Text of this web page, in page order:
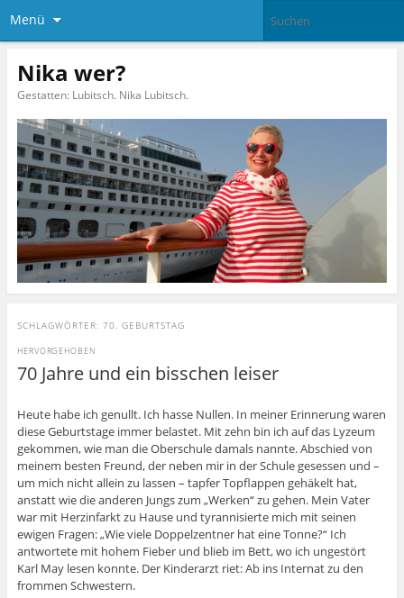
Menü
Nika wer?
Gestatten: Lubitsch. Nika Lubitsch.
SCHLAGWÖRTER: 70. GEBURTSTAG
70 Jahre und ein bisschen leiser
HERVORGEHOBEN
Heute habe ich genullt. Ich hasse Nullen. In meiner Erinnerung waren
diese Geburtstage immer belastet. Mit zehn bin ich auf das Lyzeum
gekommen, wie man die Oberschule damals nannte. Abschied von
meinem besten Freund, der neben mir in der Schule gesessen und –
um mich nicht allein zu lassen – tapfer Topflappen gehäkelt hat,
anstatt wie die anderen Jungs zum „Werken“ zu gehen. Mein Vater
war mit Herzinfarkt zu Hause und tyrannisierte mich mit seinen
ewigen Fragen: „Wie viele Doppelzentner hat eine Tonne?“ Ich
antwortete mit hohem Fieber und blieb im Bett, wo ich ungestört
Karl May lesen konnte. Der Kinderarzt riet: Ab ins Internat zu den
frommen Schwestern.